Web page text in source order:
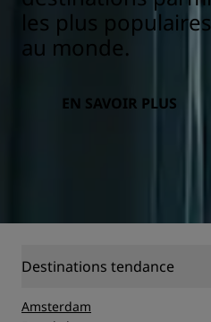
les plus populaires
au monde.
EN SAVOIR PLUS
Destinations tendance
Amsterdam